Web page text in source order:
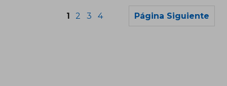
1 2 3 4 Página Siguiente